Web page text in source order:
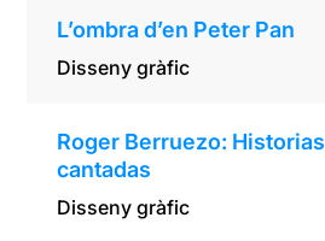
L’ombra d’en Peter Pan
Disseny gràfic
Roger Berruezo:
cantadas
Disseny gràfic